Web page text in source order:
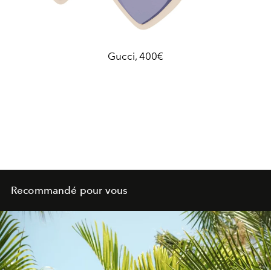
Gucci, 400€
Recommandé pour vous